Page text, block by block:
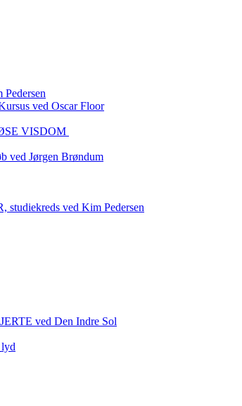
ved Oscar Floor
VISDOM
ved Jørgen Brøndum
ved Kim Pedersen
ved Den Indre Sol